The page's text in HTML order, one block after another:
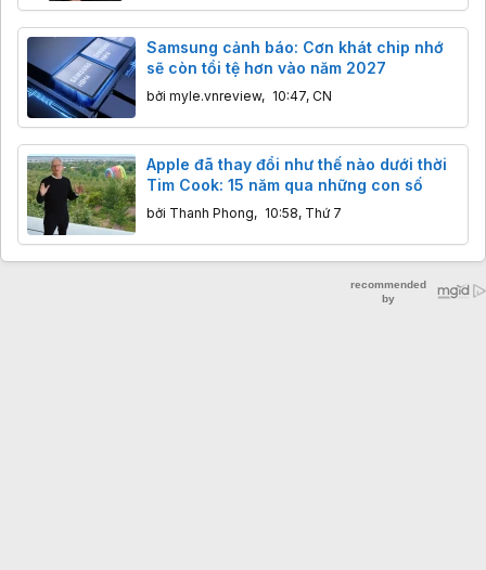
Samsung cảnh báo: Cơn khát chip nhớ
sẽ còn tồi tệ hơn vào năm 2027
bởi myle.vnreview, 10:47, CN
Apple đã thay đổi như thế nào dưới thời
Tim Cook: 15 năm qua những con số
bởi Thanh Phong, 10:58, Thứ 7